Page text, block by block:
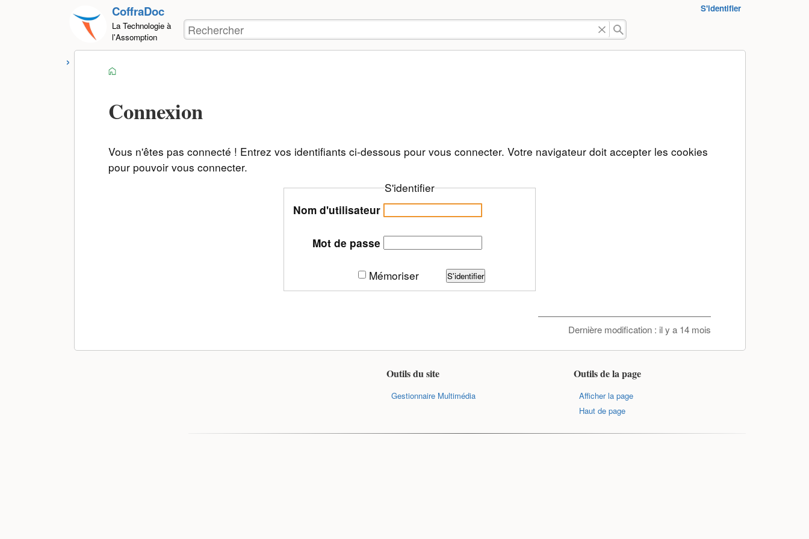
CoffraDoc
La Technologie à
l'Assomption
pour
utilisateurs
S'identifier
Rechercher
Connexion
Vous n'êtes pas connecté ! Entrez vos identifiants ci-dessous pour vous connecter. Votre navigateur doit accepter les cookies
pour pouvoir vous connecter.
S'identifier
Nom d'utilisateur
Mot de passe
Mémoriser S'identifier
Dernière modification : il y a 14 mois
Outils du site
Gestionnaire Multimédia
Outils de la page
Afficher la page
Haut de page